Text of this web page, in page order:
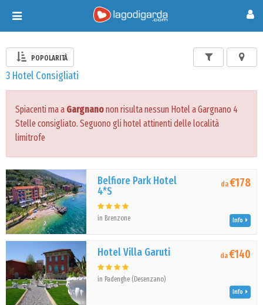
Toggle
navigation
POPOLARITÀ
3 Hotel Consigliati
Spiacenti ma a Gargnanonon risulta nessun Hotel a Gargnano 4
Stelle consigliato. Seguono gli hotel attinenti delle località
limitrofe
Belfiore Park Hotel
4*S
in Brenzone
da€178
Info
Hotel Villa Garuti
in Padenghe (Desenzano)
da€140
Info